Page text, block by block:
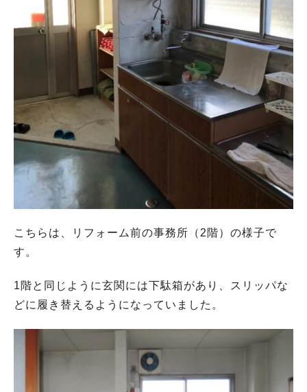
こちらは、リフォーム前の事務所（2階）の様子で
す。
1階と同じように玄関には下駄箱があり、スリッパな
どに履き替えるようになっていました。